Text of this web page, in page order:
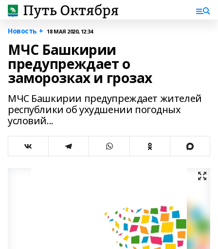
Новость + 18 МАЯ 2020, 12:34
МЧС Башкирии
предупреждает о
заморозках и грозах
МЧС Башкирии предупреждает жителей
республики об ухудшении погодных
условий...